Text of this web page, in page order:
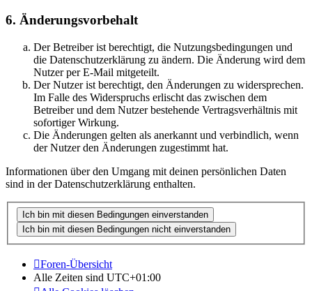
6. Änderungsvorbehalt
Der Betreiber ist berechtigt, die Nutzungsbedingungen und
die Datenschutzerklärung zu ändern. Die Änderung wird dem
Nutzer per E-Mail mitgeteilt.
Der Nutzer ist berechtigt, den Änderungen zu widersprechen.
Im Falle des Widerspruchs erlischt das zwischen dem
Betreiber und dem Nutzer bestehende Vertragsverhältnis mit
sofortiger Wirkung.
Die Änderungen gelten als anerkannt und verbindlich, wenn
der Nutzer den Änderungen zugestimmt hat.
Informationen über den Umgang mit deinen persönlichen Daten
sind in der Datenschutzerklärung enthalten.
Foren-Übersicht
Alle Zeiten sind UTC+01:00